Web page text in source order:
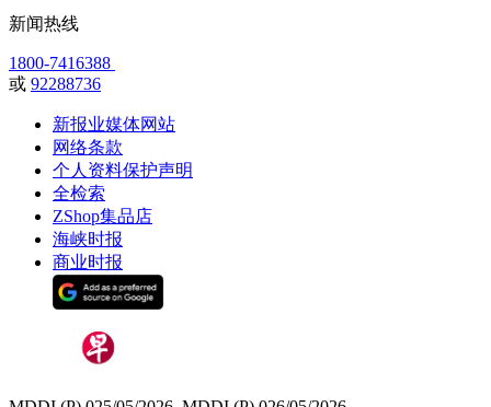
新闻热线
1800-7416388
或 92288736
新报业媒体网站
网络条款
个人资料保护声明
全检索
ZShop集品店
海峡时报
商业时报